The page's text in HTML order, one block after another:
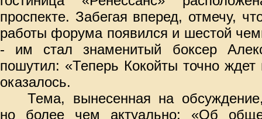
проспекте. Забегая вперед, отмечу,
работы форума появился и шестой
- им стал знаменитый боксер
пошутил: «Теперь Кокойты точно ждет
оказалось.
Тема, вынесенная на
но более чем актуально: «Об